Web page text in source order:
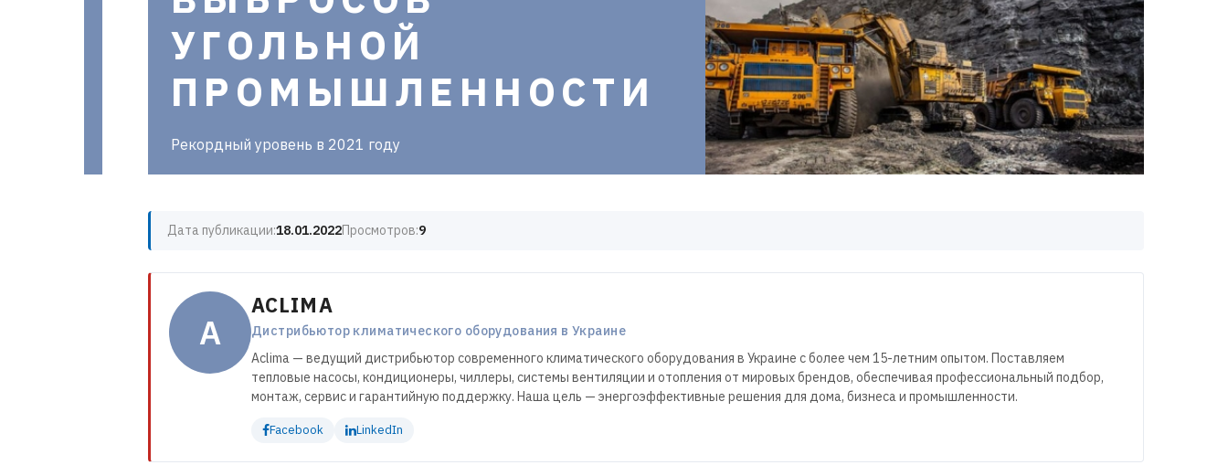
УГОЛЬНОЙ
ПРОМЫШЛЕННОСТИ
Рекордный уровень в 2021 году
Дата публикации:18.01.2022Просмотров:9
A
ACLIMA
Дистрибьютор климатического оборудования в Украине
Aclima — ведущий дистрибьютор современного климатического оборудования в Украине с более чем 15-летним опытом. Поставляем
тепловые насосы, кондиционеры, чиллеры, системы вентиляции и отопления от мировых брендов, обеспечивая профессиональный подбор,
монтаж, сервис и гарантийную поддержку. Наша цель — энергоэффективные решения для дома, бизнеса и промышленности.
Facebook LinkedIn